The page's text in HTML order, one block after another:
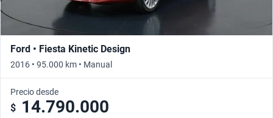
Ford • Fiesta Kinetic Design
2016 • 95.000 km • Manual
Precio desde
$ 14.790.000